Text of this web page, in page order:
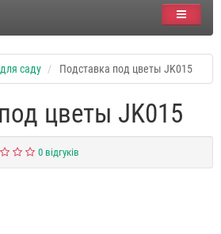
саду Подставка под цветы JK015
цветы JK015
0 відгуків